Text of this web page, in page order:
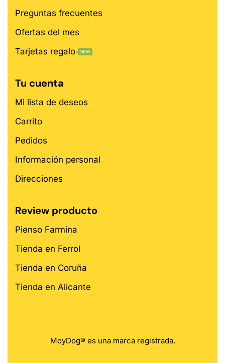
Preguntas frecuentes
Ofertas del mes
Tarjetas regalo
NEW
Tu cuenta
Mi lista de deseos
Carrito
Pedidos
Información personal
Direcciones
Review producto
Pienso Farmina
Tienda en Ferrol
Tienda en Coruña
Tienda en Alicante
MoyDog® es una marca registrada.